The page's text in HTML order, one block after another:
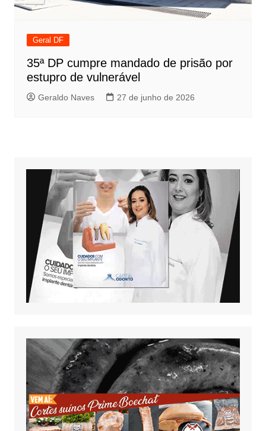
Geral DF
35ª DP cumpre mandado de prisão por
estupro de vulnerável
Geraldo Naves 27 de junho de 2026